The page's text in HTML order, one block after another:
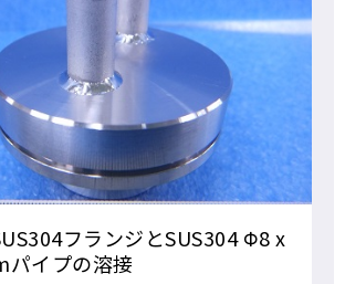
フランジとSUS304 Φ8 x
パイプの溶接